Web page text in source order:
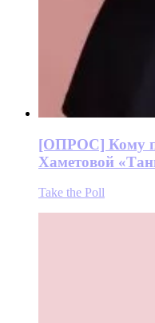
[ОПРОС] Кому
Хаметовой
Take the Poll